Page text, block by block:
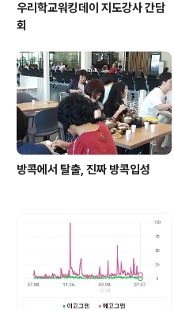
우리학교워킹데이 지도강사 간담
회
방콕에서 탈출, 진짜 방콕입성